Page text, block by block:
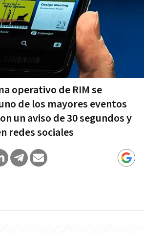
operativo de RIM se
de los mayores eventos
un aviso de 30 segundos y
redes sociales